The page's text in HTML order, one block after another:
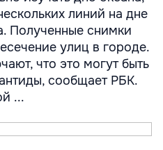
линий на дне
Полученные снимки
улиц в городе.
что это могут быть
сообщает РБК.
...